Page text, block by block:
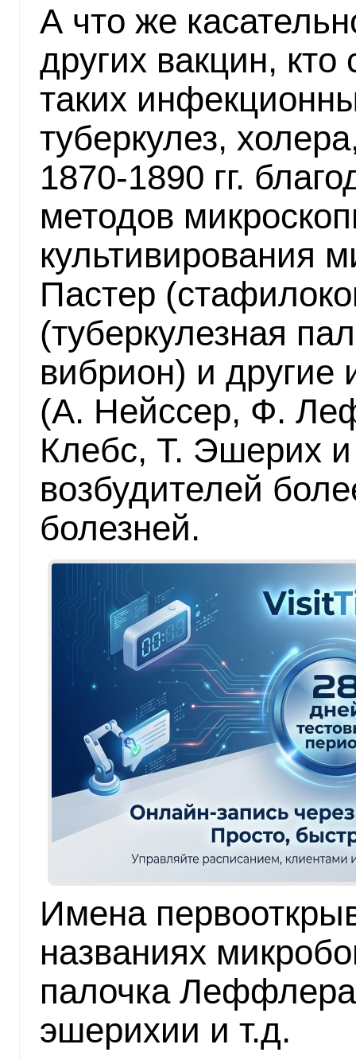
А что же
других вакцин, кто
таких
туберкулез,
1870-1890 гг.
методов
культивирования
Пастер
(туберкулезная
вибрион) и другие
(А. Нейссер, Ф.
Клебс, Т. Эшерих
возбудителей
болезней.
Имена
названиях
палочка
эшерихии и т.д.